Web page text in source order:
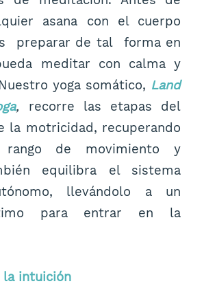
asana con el cuerpo
preparar de tal forma en
meditar con calma y
yoga somático, Land
, recorre las etapas del
la motricidad, recuperando
rango de movimiento y
equilibra el sistema
llevándolo a un
para entrar en la
la intuición